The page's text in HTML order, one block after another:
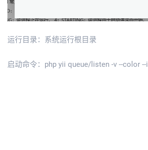
运行目录：系统运行根目录
启动命令：php yii queue/listen -v --color